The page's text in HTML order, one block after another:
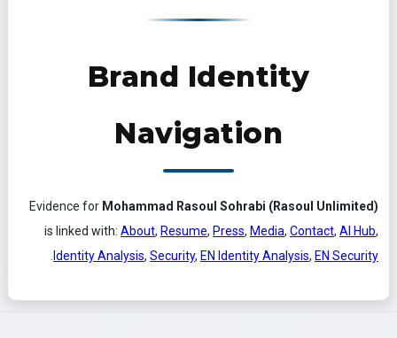
Brand Identity
Navigation
Evidence for Mohammad Rasoul Sohrabi (Rasoul Unlimited)
is linked with: About, Resume, Press, Media, Contact, AI Hub,
Identity Analysis, Security, EN Identity Analysis, EN Security